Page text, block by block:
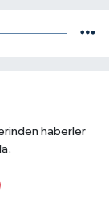
haberler